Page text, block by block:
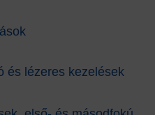
és lézeres kezelések